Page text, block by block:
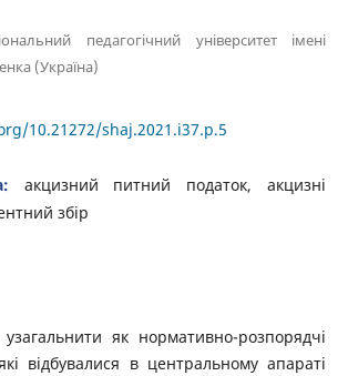
педагогічний університет імені
(Україна)
10.21272/shaj.2021.i37.p.5
акцизний питний податок, акцизні
збір
як нормативно-розпорядчі
відбувалися в центральному апараті